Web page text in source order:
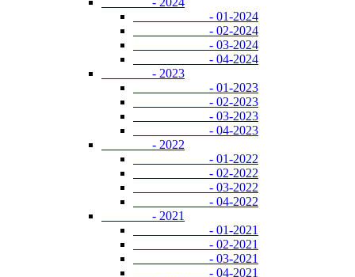
- 01-2024
- 02-2024
- 03-2024
- 04-2024
- 2023
- 01-2023
- 02-2023
- 03-2023
- 04-2023
- 2022
- 01-2022
- 02-2022
- 03-2022
- 04-2022
- 2021
- 01-2021
- 02-2021
- 03-2021
- 04-2021